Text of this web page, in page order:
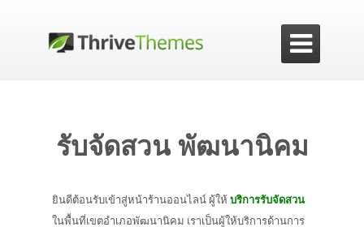

รับจัดสวน พัฒนานิคม
ยินดีต้อนรับเข้าสู่หน้าร้านออนไลน์ ผู้ให้บริการรับจัดสวน
ในพื้นที่เขตอำเภอพัฒนานิคม เราเป็นผู้ให้บริการด้านการ